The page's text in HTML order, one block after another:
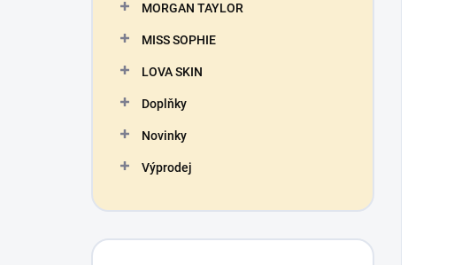
MORGAN TAYLOR
MISS SOPHIE
LOVA SKIN
Doplňky
Novinky
Výprodej